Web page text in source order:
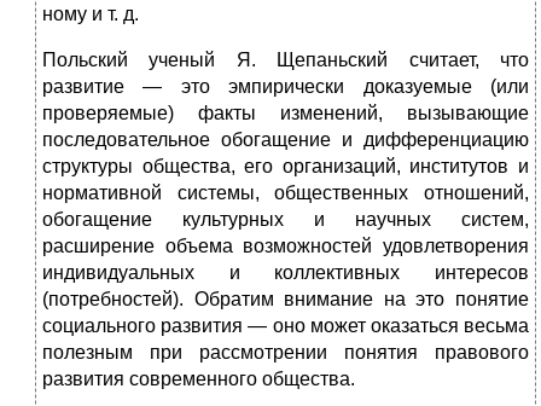
ному и т. д.
Польский ученый Я. Щепаньский считает, что
развитие — это эмпирически доказуемые (или
проверяемые) факты изменений, вызывающие
последовательное обогащение и дифференциацию
структуры общества, его организаций, институтов и
нормативной системы, общественных отношений,
обогащение культурных и научных систем,
расширение объема возможностей удовлетворения
индивидуальных и коллективных интересов
(потребностей). Обратим внимание на это понятие
социального развития — оно может оказаться весьма
полезным при рассмотрении понятия правового
развития современного общества.